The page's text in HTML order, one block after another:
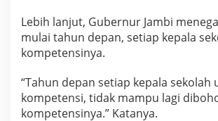
Lebih lanjut, Gubernur Jambi
mulai tahun depan, setiap kepala
kompetensinya.
“Tahun depan setiap kepala sekolah
kompetensi, tidak mampu lagi
kompetensinya.” Katanya.